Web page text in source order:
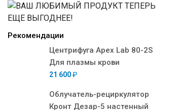
Рекомендации
Центрифуга Apex Lab 80-2S
Для плазмы крови
21 600₽
Облучатель-рециркулятор
Кронт Дезар-5 настенный